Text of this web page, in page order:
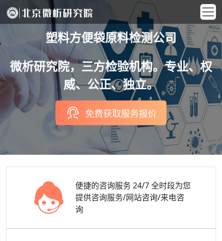
塑料方便袋原料检测公司
微析研究院，三方检验机构。专业、权
威、公正、独立。
免费获取服务报价
便捷的咨询服务24/7 全时段为您
提供咨询服务/网站咨询/来电咨
询